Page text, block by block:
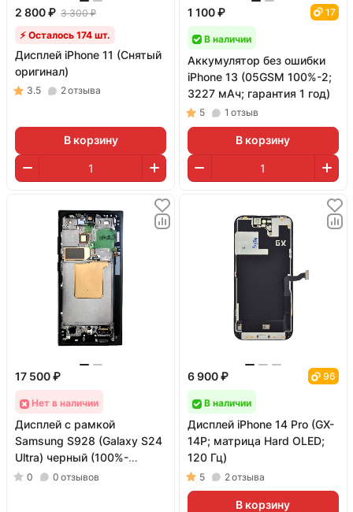
2 800 ₽ 3 300 ₽
⚡ Осталось 174 шт.
Дисплей iPhone 11 (Снятый
оригинал)
3.5 2отзыва
В корзину
1 100 ₽ 17
В наличии
Аккумулятор без ошибки
iPhone 13 (05GSM 100%-2;
3227 мАч; гарантия 1 год)
5 1 отзыв
В корзину
17 500 ₽
Нет в наличии
Дисплей с рамкой
Samsung S928 (Galaxy S24
Ultra) черный (100%-
SERVICE)
0 0 отзывов
6 900 ₽ 96
В наличии
Дисплей iPhone 14 Pro (GX-
14P; матрица Hard OLED;
120 Гц)
5 2отзыва
В корзину